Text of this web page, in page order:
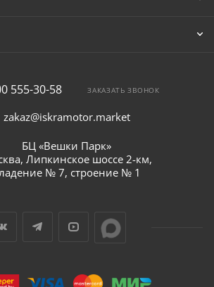
555-30-58 ЗАКАЗАТЬ ЗВОНОК
zakaz@iskramotor.market
БЦ «Вешки Парк»
Липкинское шоссе 2-км,
№ 7, строение № 1